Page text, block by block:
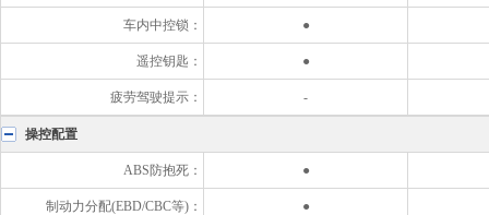
车内中控锁： ●
遥控钥匙： ●
疲劳驾驶提示： -
操控配置
ABS防抱死： ●
制动力分配(EBD/CBC等)： ●